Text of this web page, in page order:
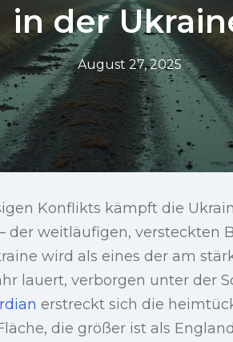
in der
August 27, 2025
Konflikts kämpft die
der weitläufigen, versteckten
wird als eines der am
lauert, verborgen unter der
erstreckt sich die
die größer ist als